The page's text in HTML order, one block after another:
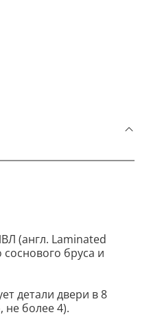
(англ. Laminated
бруса и
детали двери в 8
не более 4).